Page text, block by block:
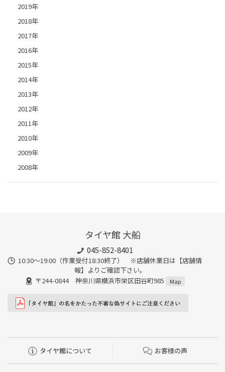
2019年
2018年
2017年
2016年
2015年
2014年
2013年
2012年
2011年
2010年
2009年
2008年
タイヤ館 大船
045-852-8401
10:30～19:00（作業受付18:30終了） ※店舗休業日は【店舗情
報】よりご確認下さい。
〒244-0844 神奈川県横浜市栄区田谷町985
Map
タイヤ館について お客様の声